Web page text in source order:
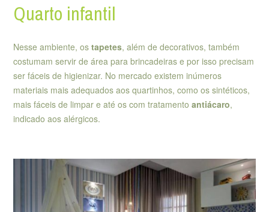
Quarto infantil
Nesse ambiente, os tapetes, além de decorativos, também
costumam servir de área para brincadeiras e por isso precisam
ser fáceis de higienizar. No mercado existem inúmeros
materiais mais adequados aos quartinhos, como os sintéticos,
mais fáceis de limpar e até os com tratamento antiácaro,
indicado aos alérgicos.